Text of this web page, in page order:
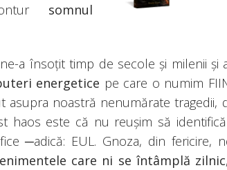
somnul
a însoțit timp de secole și milenii și
energetice pe care o numim
asupra noastră nenumărate tragedii,
haos este că nu reușim să
─adică: EUL. Gnoza, din fericire,
care ni se întâmplă zilnic